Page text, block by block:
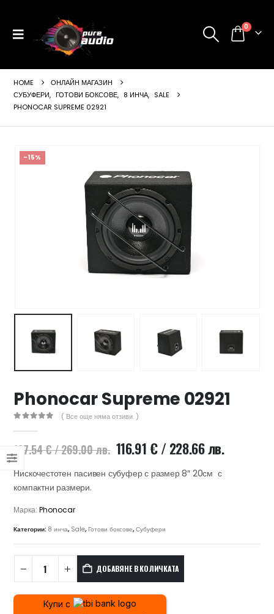
0
HOME
ОНЛАЙН МАГАЗИН
СУБУФЕРИ, ГОТОВИ БОКСОВЕ, 8 ИНЧА, SALE
PHONOCAR SUPREME 02921
-15%
Phonocar Supreme 02921
( Все още няма отзиви. )
137.54€/ 269.00 лв. Original
was:
116.91 €/ 228.66 лв.Текущата
Нискочестотен пасивен субуфер с размер 8″ 20см с
компактни размери.
Марка:Phonocar
Категории: 8 инча, Sale,Готови боксове,Субуфери
ДОБАВЯНЕ В КОЛИЧКАТА
Купи с
€